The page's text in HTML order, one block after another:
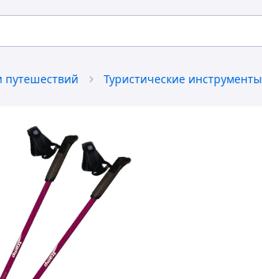
путешествий Туристические инструменты